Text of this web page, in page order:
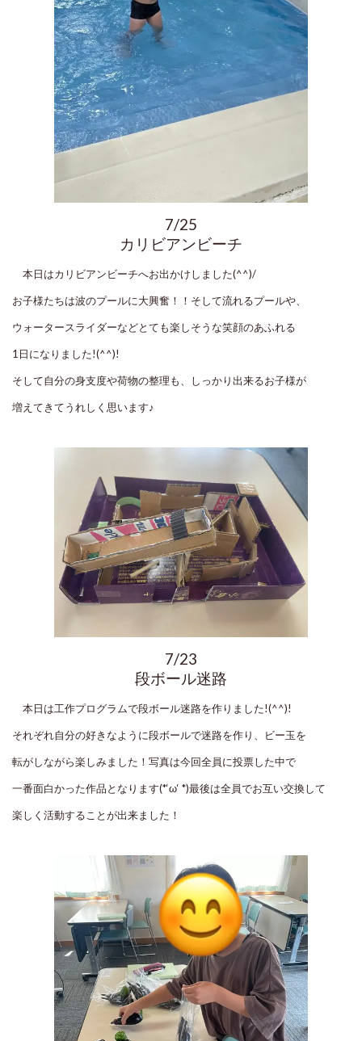
7/25
カリビアンビーチ
本日はカリビアンビーチへお出かけしました(^^)/
お子様たちは波のプールに大興奮！！そして流れるプールや、
ウォータースライダーなどとても楽しそうな笑顔のあふれる
1日になりました!(^^)!
そして自分の身支度や荷物の整理も、しっかり出来るお子様が
増えてきてうれしく思います♪
7/23
段ボール迷路
本日は工作プログラムで段ボール迷路を作りました!(^^)!
それぞれ自分の好きなように段ボールで迷路を作り、ビー玉を
転がしながら楽しみました！写真は今回全員に投票した中で
一番面白かった作品となります(*‘ω‘ *)最後は全員でお互い交換して
楽しく活動することが出来ました！